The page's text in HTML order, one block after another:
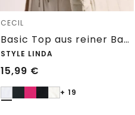
CECIL
Basic Top aus reiner Baumwolle
STYLE LINDA
15,99 €
+ 19